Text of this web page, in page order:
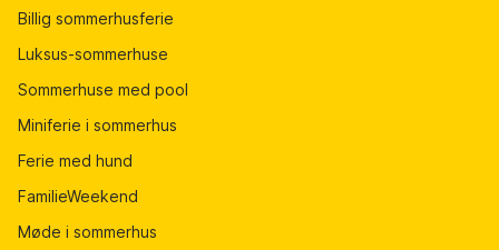
Billig sommerhusferie
Luksus-sommerhuse
Sommerhuse med pool
Miniferie i sommerhus
Ferie med hund
FamilieWeekend
Møde i sommerhus